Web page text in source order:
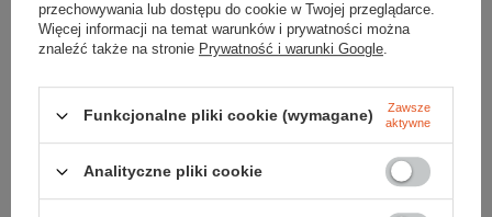
Najniższa cena:239,99 zł +12%
Cena katalogowa:389,99 zł -31%
Do porównania
Najniższa cena:199,99 zł -30%
Cena katalogowa:199,99 zł
Do porównania
Promocja Promocja
przechowywania lub dostępu do cookie w Twojej przeglądarce.
Więcej informacji na temat warunków i prywatności można
znaleźć także na stronie Prywatność i warunki Google.
Funkcjonalne pliki cookie (wymagane)
Zawsze
aktywne
Analityczne pliki cookie